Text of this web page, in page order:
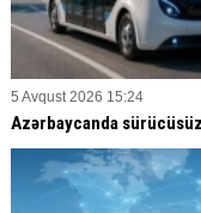
5 Avqust 2026 15:24
Azərbaycanda